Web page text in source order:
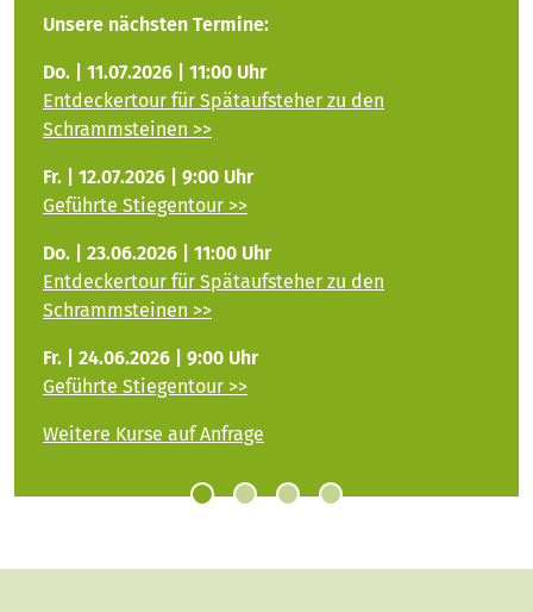
Unsere nächsten Termine:
Do. | 11.07.2026 | 11:00 Uhr
Entdeckertour für Spätaufsteher zu den
Schrammsteinen >>
Fr. | 12.07.2026 | 9:00 Uhr
Geführte Stiegentour >>
Do. | 23.06.2026 | 11:00 Uhr
Entdeckertour für Spätaufsteher zu den
Schrammsteinen >>
Fr. | 24.06.2026 | 9:00 Uhr
Geführte Stiegentour >>
Weitere Kurse auf Anfrage